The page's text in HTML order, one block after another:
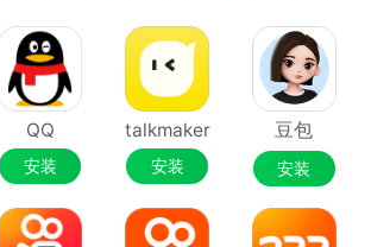
QQ
安装
talkmaker
安装
豆包
安装